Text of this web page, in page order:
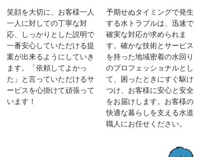
笑顔を大切に、お客様一人
一人に対しての丁寧な対
応、しっかりとした説明で
一番安心していただける提
案が出来るようにしていき
ます。「依頼してよかっ
た」と言っていただけるサ
ービスを心掛けて頑張って
います！
予期せぬタイミングで発生
する水トラブルは、迅速で
確実な対応が求められま
す。確かな技術とサービス
を持った地域密着の水回り
のプロフェッショナルとし
て、困ったときにすぐ駆け
つけ、お客様に安心と安全
をお届けします。お客様の
快適な暮らしを支える水道
職人にお任せください。